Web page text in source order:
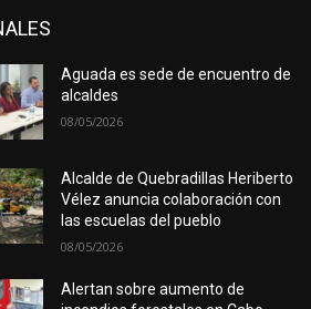
Aguada es sede de encuentro de
alcaldes
08/05/2026
Alcalde de Quebradillas Heriberto
Vélez anuncia colaboración con
las escuelas del pueblo
08/05/2026
Alertan sobre aumento de